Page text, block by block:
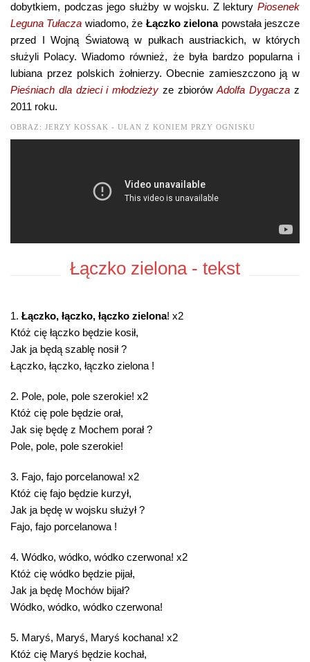
dobytkiem, podczas jego służby w wojsku. Z lektury Piosenek
Leguna Tułacza wiadomo, że Łączko zielonapowstała jeszcze
przed I Wojną Światową w pułkach austriackich, w których
służyli Polacy. Wiadomo również, że była bardzo popularna i
lubiana przez polskich żołnierzy. Obecnie zamieszczono ją w
Pieśniach dla dzieci i młodzieży ze zbiorówAdolfa Dygacza z
2011 roku.
OBRAZ: JERZY KOSSAK - UŁAN Z KONIEM PRZY OGNISKU
Łączko zielona - tekst
1. Łączko, łączko, łączko zielona! x2
Któż cię łączko będzie kosił,
Jak ja będą szablę nosił ?
Łączko, łączko, łączko zielona !
2. Pole, pole, pole szerokie! x2
Któż cię pole będzie orał,
Jak się będę z Mochem porał ?
Pole, pole, pole szerokie!
3. Fajo, fajo porcelanowa! x2
Któż cię fajo będzie kurzył,
Jak ja będę w wojsku służył ?
Fajo, fajo porcelanowa !
4. Wódko, wódko, wódko czerwona! x2
Któż cię wódko będzie pijał,
Jak ja będę Mochów bijał?
Wódko, wódko, wódko czerwona!
5. Maryś, Maryś, Maryś kochana! x2
Któż cię Maryś będzie kochał,